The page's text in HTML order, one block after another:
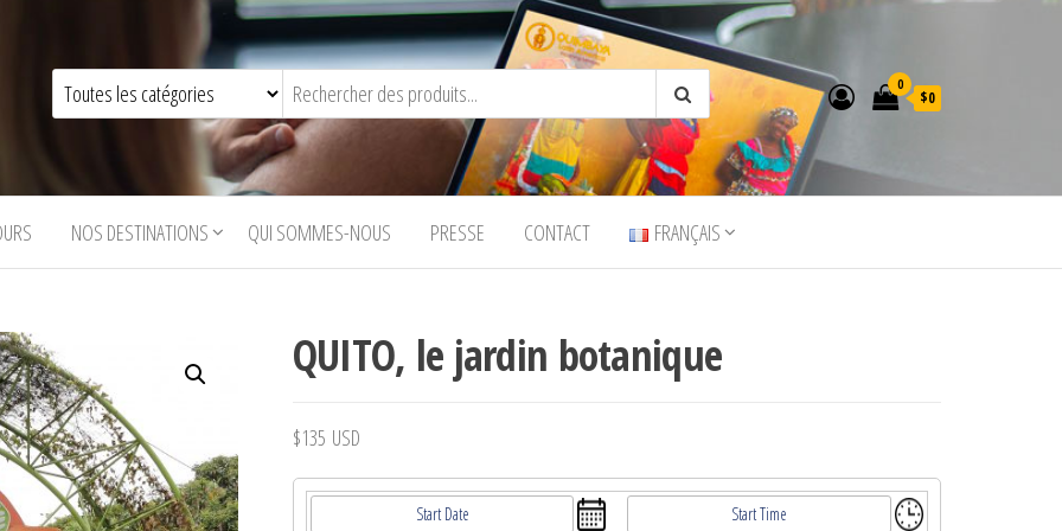
0
$0
NOS DESTINATIONS QUI SOMMES-NOUS PRESSE CONTACT FRANÇAIS
QUITO, le jardin botanique
$135 USD